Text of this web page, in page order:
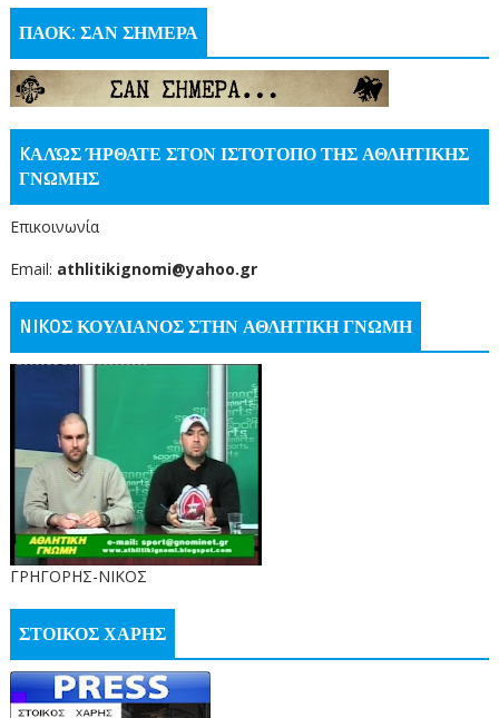
ΠΑΟΚ: ΣΑΝ ΣΗΜΕΡΑ
KΑΛΏΣ ΉΡΘΑΤΕ ΣΤΟΝ ΙΣΤΌΤΟΠΟ ΤΗΣ ΑΘΛΗΤΙΚΗΣ
ΓΝΩΜΗΣ
Επικοινωνία
Email: athlitikignomi@yahoo.gr
NIKOΣ ΚΟΥΛΙΑΝΟΣ ΣΤΗΝ ΑΘΛΗΤΙΚΗ ΓΝΩΜΗ
ΓΡΗΓΟΡΗΣ-ΝΙΚΟΣ
ΣΤΟΙΚΟΣ ΧΑΡΗΣ